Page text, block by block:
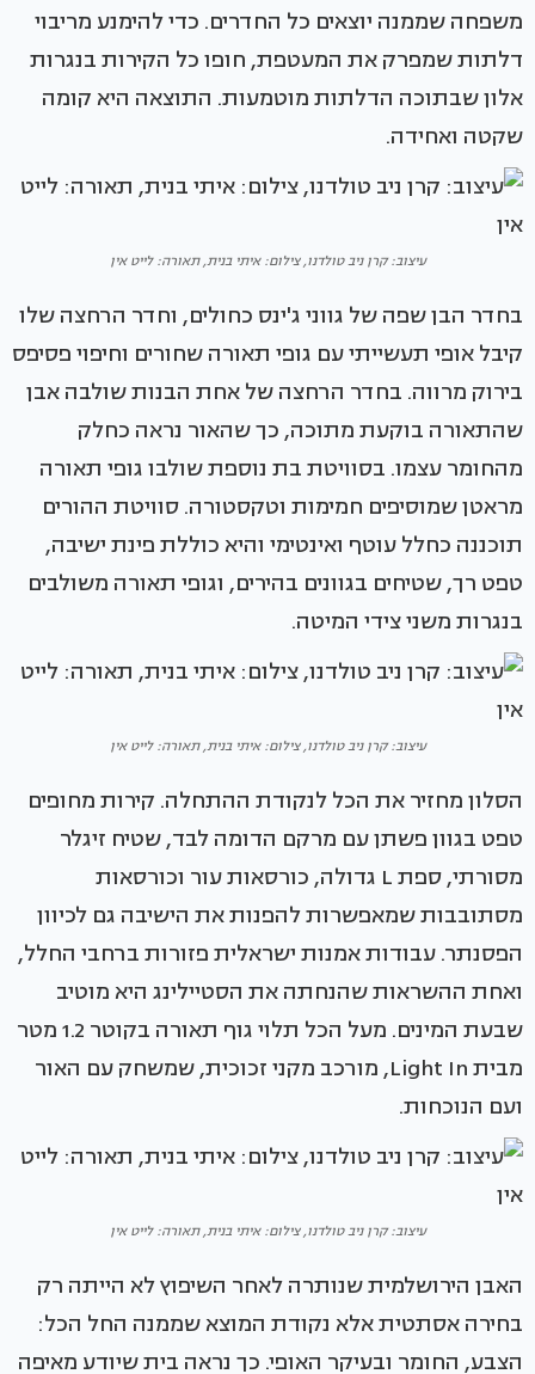
משפחה שממנה יוצאים כל החדרים. כדי להימנע מריבוי
דלתות שמפרק את המעטפת, חופו כל הקירות בנגרות
אלון שבתוכה הדלתות מוטמעות. התוצאה היא קומה
שקטה ואחידה.
עיצוב: קרן ניב טולדנו, צילום: איתי בנית, תאורה: לייט אין
בחדר הבן שפה של גווני ג'ינס כחולים, וחדר הרחצה שלו
קיבל אופי תעשייתי עם גופי תאורה שחורים וחיפוי פסיפס
בירוק מרווה. בחדר הרחצה של אחת הבנות שולבה אבן
שהתאורה בוקעת מתוכה, כך שהאור נראה כחלק
מהחומר עצמו. בסוויטת בת נוספת שולבו גופי תאורה
מראטן שמוסיפים חמימות וטקסטורה. סוויטת ההורים
תוכננה כחלל עוטף ואינטימי והיא כוללת פינת ישיבה,
טפט רך, שטיחים בגוונים בהירים, וגופי תאורה משולבים
בנגרות משני צידי המיטה.
עיצוב: קרן ניב טולדנו, צילום: איתי בנית, תאורה: לייט אין
הסלון מחזיר את הכל לנקודת ההתחלה. קירות מחופים
טפט בגוון פשתן עם מרקם הדומה לבד, שטיח זיגלר
מסורתי, ספת L גדולה, כורסאות עור וכורסאות
מסתובבות שמאפשרות להפנות את הישיבה גם לכיוון
הפסנתר. עבודות אמנות ישראלית פזורות ברחבי החלל,
ואחת ההשראות שהנחתה את הסטיילינג היא מוטיב
שבעת המינים. מעל הכל תלוי גוף תאורה בקוטר 1.2 מטר
מבית Light In, מורכב מקני זכוכית, שמשחק עם האור
ועם הנוכחות.
עיצוב: קרן ניב טולדנו, צילום: איתי בנית, תאורה: לייט אין
האבן הירושלמית שנותרה לאחר השיפוץ לא הייתה רק
בחירה אסתטית אלא נקודת המוצא שממנה החל הכל:
הצבע, החומר ובעיקר האופי. כך נראה בית שיודע מאיפה